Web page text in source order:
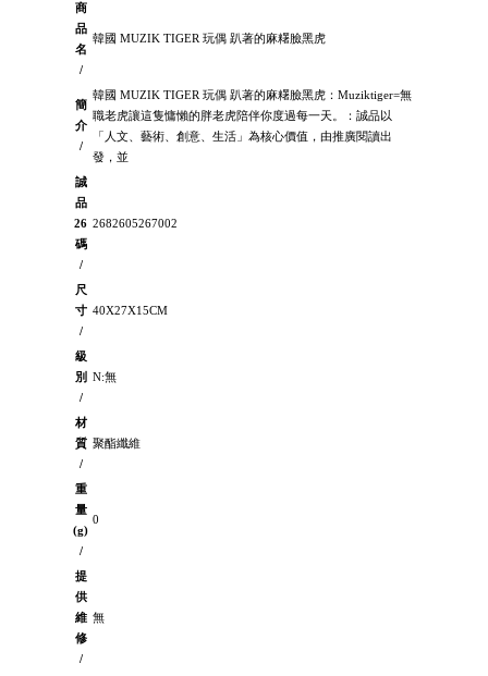
商
品
名
/
韓國 MUZIK TIGER 玩偶 趴著的麻糬臉黑虎
簡
介
/
韓國 MUZIK TIGER 玩偶 趴著的麻糬臉黑虎：Muziktiger=無
職老虎讓這隻慵懶的胖老虎陪伴你度過每一天。：誠品以
「人文、藝術、創意、生活」為核心價值，由推廣閱讀出
發，並
誠
品
26
碼
/
2682605267002
尺
寸
/
40X27X15CM
級
別
/
N:無
材
質
/
聚酯纖維
重
量
(g)
/
0
提
供
維
修
/
無